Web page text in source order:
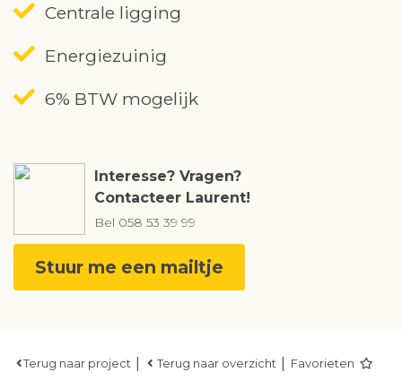
Centrale ligging
Energiezuinig
6% BTW mogelijk
Interesse? Vragen?
Contacteer Laurent!
Bel 058 53 39 99
Stuur me een mailtje
Terug naar project Terug naar overzicht Favorieten